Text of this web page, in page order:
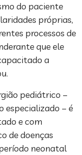
do paciente
próprias,
processos de
que ele
a
pediátrico –
especializado – é
e com
de doenças
neonatal